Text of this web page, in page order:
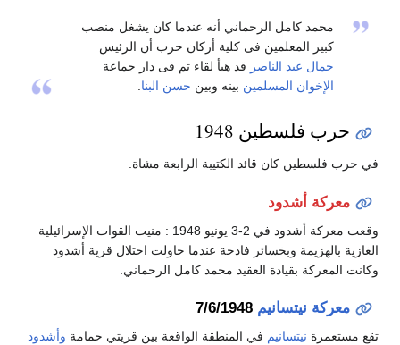
محمد كامل الرحماني أنه عندما كان يشغل منصب
كبير المعلمين فى كلية أركان حرب أن الرئيس
جمال عبد الناصر قد هيأ لقاء تم فى دار جماعة
الإخوان المسلمين بينه وبين حسن البنا
حرب فلسطين 1948
في حرب فلسطين كان قائد الكتيبة الرابعة مشاة.
معركة أشدود
وقعت معركة أشدود في 2-3 يونيو 1948 : منيت القوات الإسرائيلية
الغازية بالهزيمة وبخسائر فادحة عندما حاولت احتلال قرية أشدود
وكانت المعركة بقيادة العقيد محمد كامل الرحماني.
معركة نيتسانيم
تقع مستعمرة نيتسانيم في المنطقة الواقعة بين قريتي حمامة وأشدود